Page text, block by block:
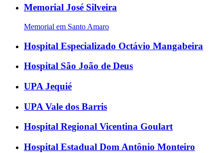
Memorial José Silveira
Memorial em Santo Amaro
Hospital Especializado Octávio Mangabeira
Hospital São João de Deus
UPA Jequié
UPA Vale dos Barris
Hospital Regional Vicentina Goulart
Hospital Estadual Dom Antônio Monteiro